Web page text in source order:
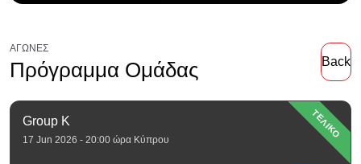
ΑΓΏΝΕΣ
Πρόγραμμα Ομάδας Back
ΤΕΛΙΚΟ
Group K
17 Jun 2026 - 20:00 ώρα Κύπρου